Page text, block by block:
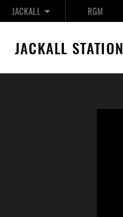
JACKALL RGM
JACKALL STATION